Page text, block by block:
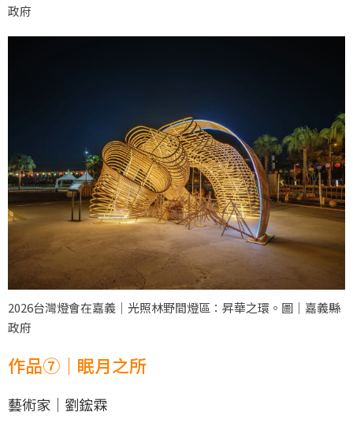
政府
2026台灣燈會在嘉義｜光照林野間燈區：昇華之環。圖｜嘉義縣
政府
作品⑦｜眠月之所
藝術家｜劉鋐霖